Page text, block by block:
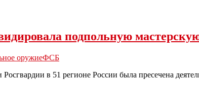
подпольную
оружиеФСБ
в 51 регионе России была пресечена